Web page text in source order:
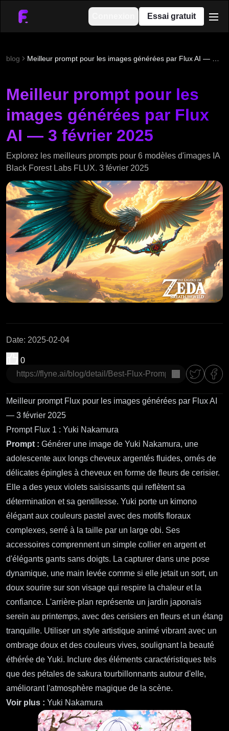
Essai gratuit
blog
Meilleur prompt pour les
images générées par Flux
AI — 3 février 2025
Explorez les meilleurs prompts pour 6 modèles d'images IA
Black Forest Labs FLUX. 3 février 2025
Date: 2025-02-04
0
Copier
Meilleur prompt Flux pour les images générées par Flux AI
— 3 février 2025
Prompt Flux 1 : Yuki Nakamura
Prompt : Générer une image de Yuki Nakamura, une
adolescente aux longs cheveux argentés fluides, ornés de
délicates épingles à cheveux en forme de fleurs de cerisier.
Elle a des yeux violets saisissants qui reflètent sa
détermination et sa gentillesse. Yuki porte un kimono
élégant aux couleurs pastel avec des motifs floraux
complexes, serré à la taille par un large obi. Ses
accessoires comprennent un simple collier en argent et
d'élégants gants sans doigts. La capturer dans une pose
dynamique, une main levée comme si elle jetait un sort, un
doux sourire sur son visage qui respire la chaleur et la
confiance. L'arrière-plan représente un jardin japonais
serein au printemps, avec des cerisiers en fleurs et un étang
tranquille. Utiliser un style artistique animé vibrant avec un
ombrage doux et des couleurs vives, soulignant la beauté
éthérée de Yuki. Inclure des éléments caractéristiques tels
que des pétales de sakura tourbillonnants autour d'elle,
améliorant l'atmosphère magique de la scène.
Voir plus : Yuki Nakamura